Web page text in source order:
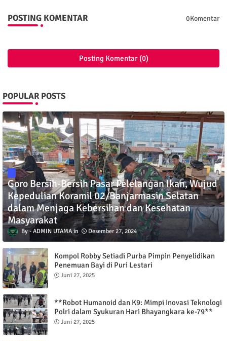
POSTING KOMENTAR 0Komentar
Posting Komentar (0)
POPULAR POSTS
Goro Bersih-Bersih Pasar Pelelangan Ikan, Wujud
Kepedulian Koramil 02/Banjarmasin Selatan
dalam Menjaga Kebersihan dan Kesehatan
Masyarakat
ADMIN UTAMA Desember 27, 2024
Kompol Robby Setiadi Purba Pimpin Penyelidikan
Penemuan Bayi di Puri Lestari
Juni 27, 2025
**Robot Humanoid dan K9: Mimpi Inovasi Teknologi
Polri dalam Syukuran Hari Bhayangkara ke-79**
Juni 27, 2025